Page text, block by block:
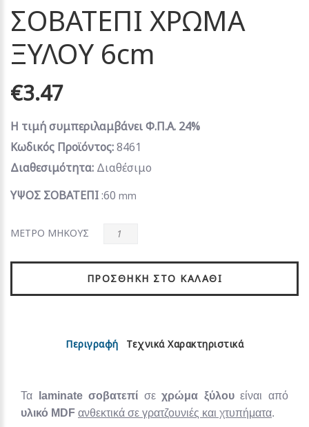
ΣΟΒΑΤΕΠΙ ΧΡΩΜΑ
ΞΥΛΟΥ 6cm
€3.47
Η τιμή συμπεριλαμβάνει Φ.Π.Α. 24%
Κωδικός Προϊόντος:8461
Διαθεσιμότητα: Διαθέσιμο
ΥΨΟΣ ΣΟΒΑΤΕΠΙ:60 mm
ΜΕΤΡΟ ΜΗΚΟΥΣ
ΠΡΟΣΘΉΚΗ ΣΤΟ ΚΑΛΆΘΙ
Περιγραφή Τεχνικά Χαρακτηριστικά
Τα laminate σοβατεπί σεχρώμα ξύλουείναι από
υλικό MDF ανθεκτικά σε γρατζουνιές και χτυπήματα.